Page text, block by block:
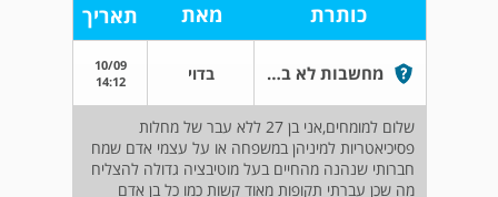
כותרת מאת תאריך
מחשבות לא ברורות על החיים. בדוי
10/09
14:12
שלום למומחים,אני בן 27 ללא עבר של מחלות
פסיכיאטריות למיניהן במשפחה או על עצמי אדם שמח
חברותי שנהנה מהחיים בעל מוטיבציה גדולה להצליח
מה שכן עברתי תקופות מאוד קשות כמו כל בן אדם